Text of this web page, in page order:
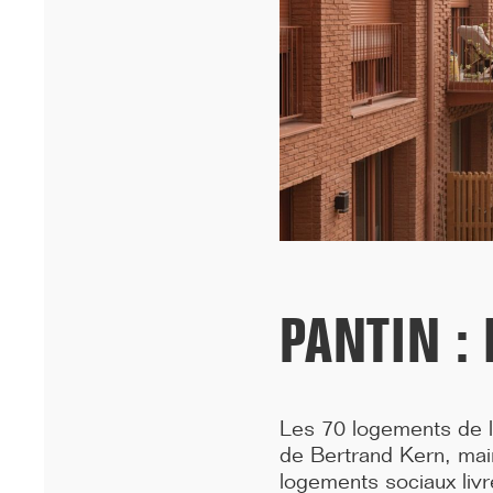
INAUGURATION DES BUREAUX PASTEUR
Ce 15 décembre, les bureaux du 90 Bd Pasteur à Paris ont été
PANTIN :
Les 70 logements de
de Bertrand Kern,
logements sociaux